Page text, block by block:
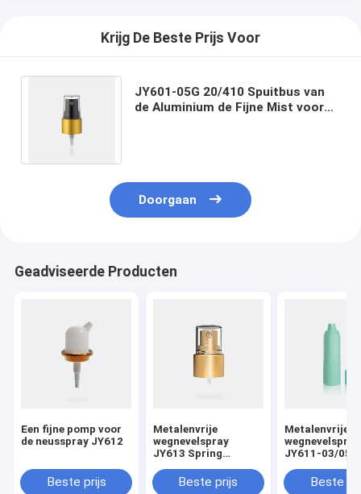
Krijg De Beste Prijs Voor
JY601-05G 20/410 Spuitbus van
de Aluminium de Fijne Mist voor
Doorgaan
Geadviseerde Producten
Een fijne pomp voor
de neusspray JY612
Beste prijs
Metalenvrije
wegnevelspray
JY613 Spring
Fine Mist Spray
Beste prijs
Metalenvrije
wegnevelspray
JY611-03/05
Fine Mist
Beste